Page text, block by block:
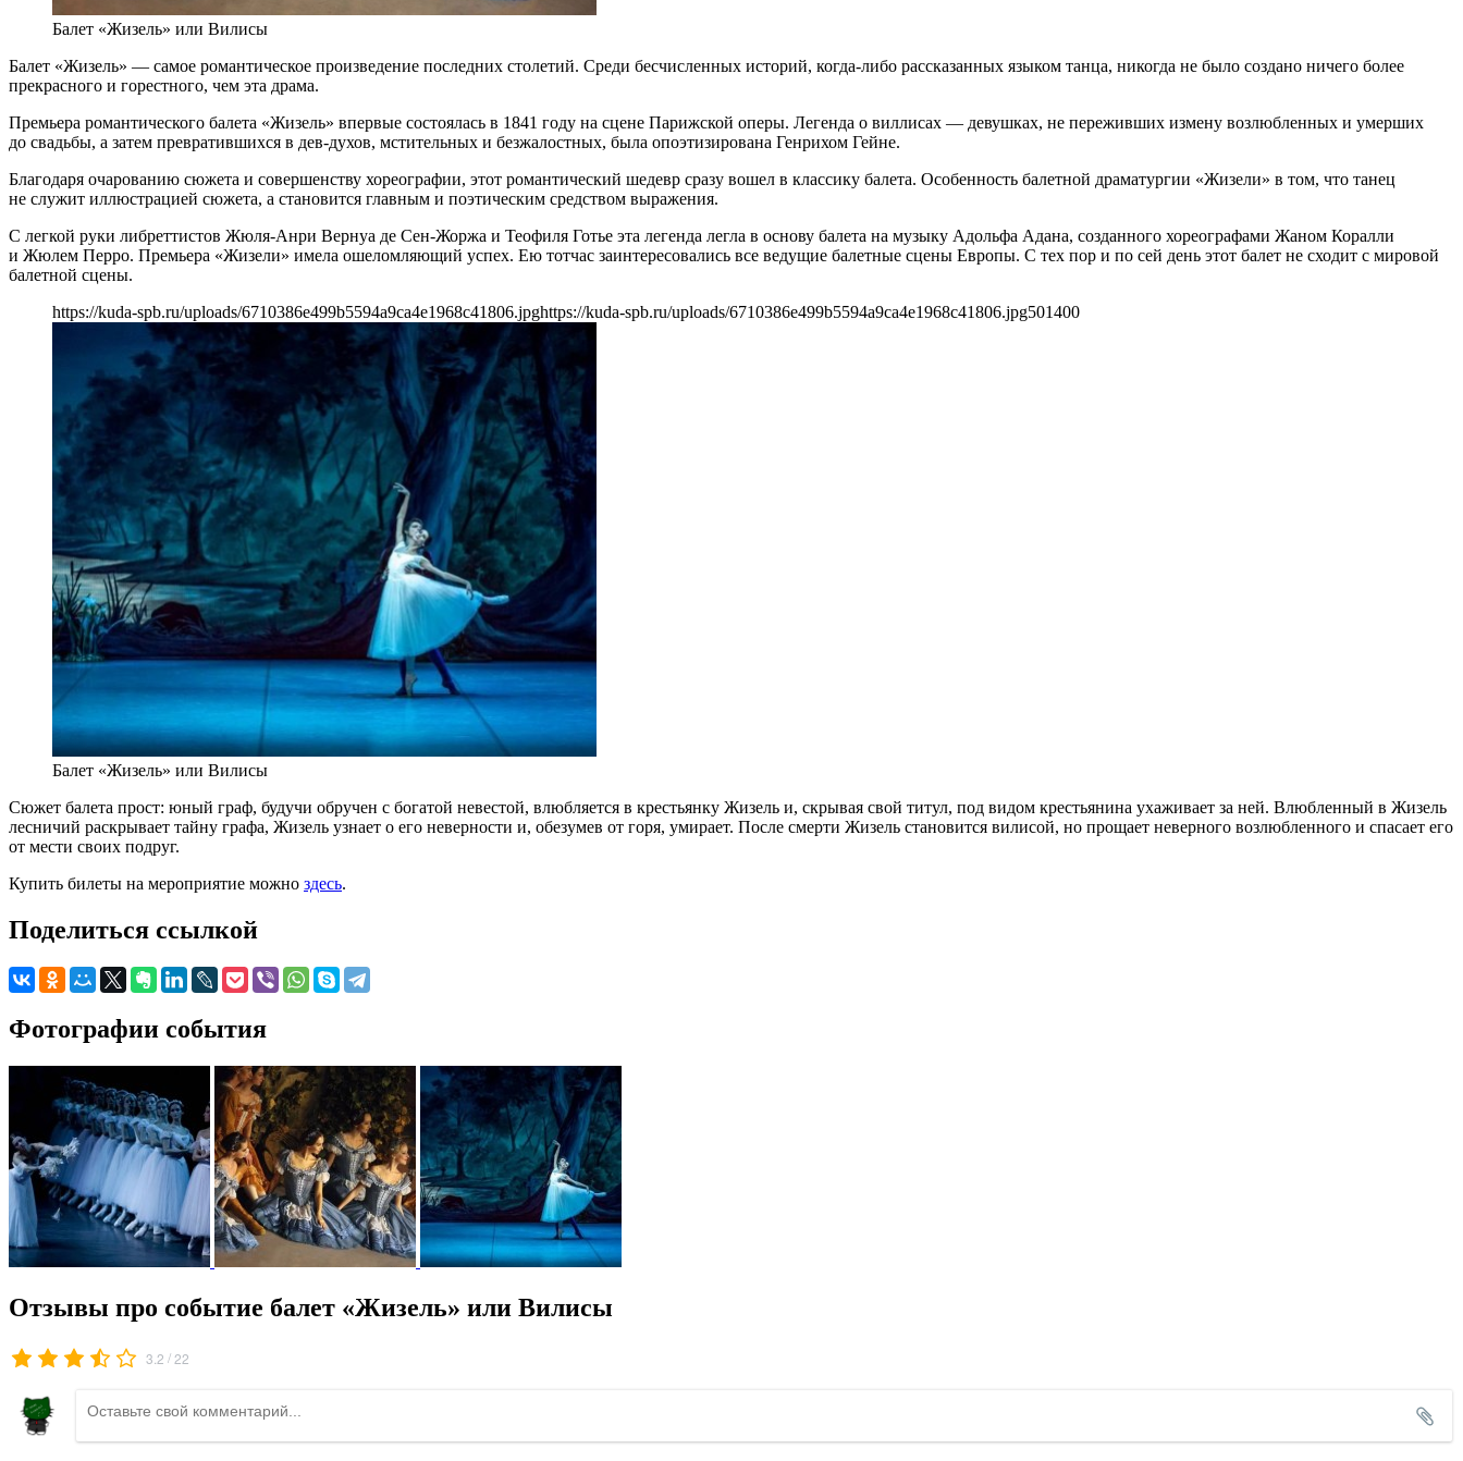
Балет «Жизель» или Вилисы
Балет «Жизель» — самое романтическое произведение последних столетий. Среди бесчисленных историй, когда-либо рассказанных языком танца, никогда не было создано ничего более
прекрасного и горестного, чем эта драма.
Премьера романтического балета «Жизель» впервые состоялась в 1841 году на сцене Парижской оперы. Легенда о виллисах — девушках, не переживших измену возлюбленных и умерших
до свадьбы, а затем превратившихся в дев-духов, мстительных и безжалостных, была опоэтизирована Генрихом Гейне.
Благодаря очарованию сюжета и совершенству хореографии, этот романтический шедевр сразу вошел в классику балета. Особенность балетной драматургии «Жизели» в том, что танец
не служит иллюстрацией сюжета, а становится главным и поэтическим средством выражения.
С легкой руки либреттистов Жюля-Анри Вернуа де Сен-Жоржа и Теофиля Готье эта легенда легла в основу балета на музыку Адольфа Адана, созданного хореографами Жаном Коралли
и Жюлем Перро. Премьера «Жизели» имела ошеломляющий успех. Ею тотчас заинтересовались все ведущие балетные сцены Европы. С тех пор и по сей день этот балет не сходит с мировой
балетной сцены.
https://kuda-spb.ru/uploads/6710386e499b5594a9ca4e1968c41806.jpghttps://kuda-spb.ru/uploads/6710386e499b5594a9ca4e1968c41806.jpg501400
Балет «Жизель» или Вилисы
Сюжет балета прост: юный граф, будучи обручен с богатой невестой, влюбляется в крестьянку Жизель и, скрывая свой титул, под видом крестьянина ухаживает за ней. Влюбленный в Жизель
лесничий раскрывает тайну графа, Жизель узнает о его неверности и, обезумев от горя, умирает. После смерти Жизель становится вилисой, но прощает неверного возлюбленного и спасает его
от мести своих подруг.
Купить билеты на мероприятие можно здесь.
Поделиться ссылкой
Фотографии события
Отзывы про событие балет «Жизель» или Вилисы
3.2 /22